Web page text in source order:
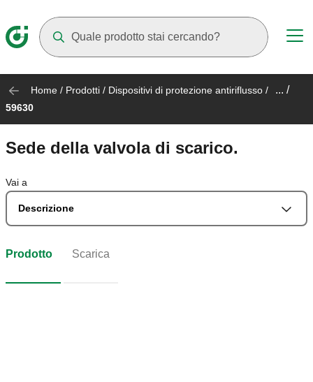
Home / Prodotti / Dispositivi di protezione antiriflusso / ... /
59630
Sede della valvola di scarico.
Vai a
Descrizione
Prodotto Scarica